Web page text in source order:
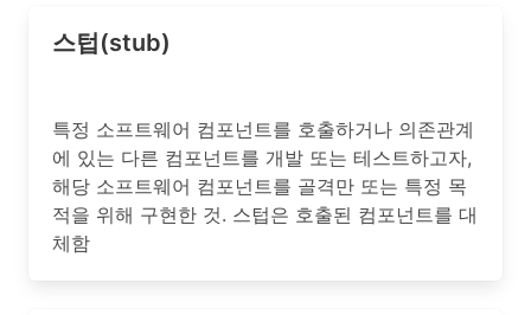
스텁(stub)
특정 소프트웨어 컴포넌트를 호출하거나 의존관계
에 있는 다른 컴포넌트를 개발 또는 테스트하고자,
해당 소프트웨어 컴포넌트를 골격만 또는 특정 목
적을 위해 구현한 것. 스텁은 호출된 컴포넌트를 대
체함